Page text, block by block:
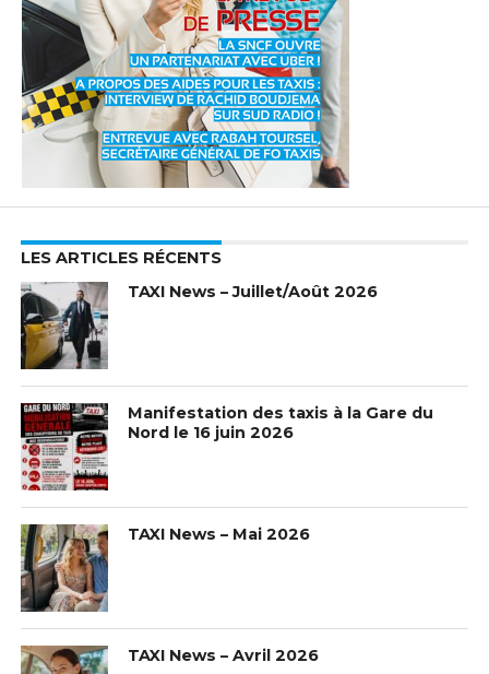
LES ARTICLES RÉCENTS
TAXI News – Juillet/Août 2026
Manifestation des taxis à la Gare du
Nord le 16 juin 2026
TAXI News – Mai 2026
TAXI News – Avril 2026